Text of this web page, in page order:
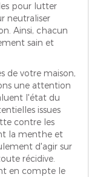
pour lutter
neutraliser
Ainsi, chacun
sain et
de votre maison,
une attention
l'état du
issues
contre les
la menthe et
d'agir sur
récidive.
en compte le